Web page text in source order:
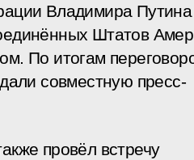
Владимира Путина
Штатов
По итогам
совместную пресс-
провёл встречу